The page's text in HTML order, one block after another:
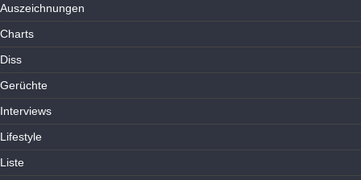
Auszeichnungen
Charts
Diss
Gerüchte
Interviews
Lifestyle
Liste